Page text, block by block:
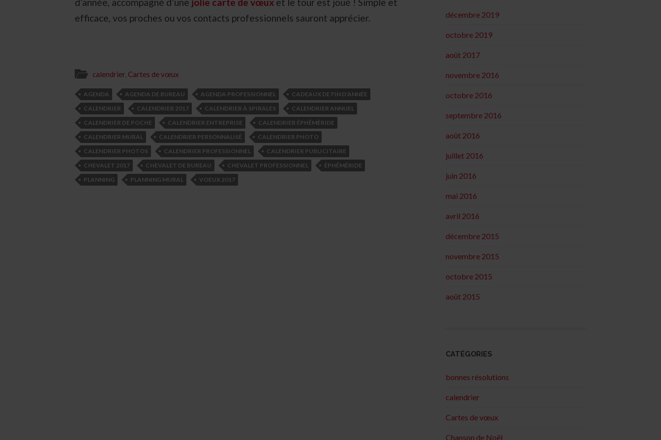
efficace, vos proches ou vos contacts professionnels sauront apprécier.
calendrier Cartes de vœux
AGENDA AGENDA DE BUREAU AGENDA PROFESSIONNEL
CADEAUX DE FIN D’ANNÉE
CALENDRIER
CALENDRIER 2017 CALENDRIER À SPIRALES
CALENDRIER ANNUEL
CALENDRIER DE POCHE
CALENDRIER ENTREPRISE
CALENDRIER ÉPHÉMÉRIDE
CALENDRIER MURAL
CALENDRIER PERSONNALISÉ
CALENDRIER PHOTO
CALENDRIER PHOTOS
CALENDRIER PROFESSIONNEL
CALENDRIER PUBLICITAIRE
CHEVALET 2017
CHEVALET DE BUREAU CHEVALET PROFESSIONNEL
ÉPHÉMÉRIDE
PLANNING
PLANNING MURAL VOEUX 2017
décembre 2019
octobre 2019
août 2017
novembre 2016
octobre 2016
septembre 2016
août 2016
juillet 2016
juin 2016
mai 2016
avril 2016
décembre 2015
novembre 2015
octobre 2015
août 2015
CATÉGORIES
bonnes résolutions
calendrier
Cartes de vœux
Chanson de Noël